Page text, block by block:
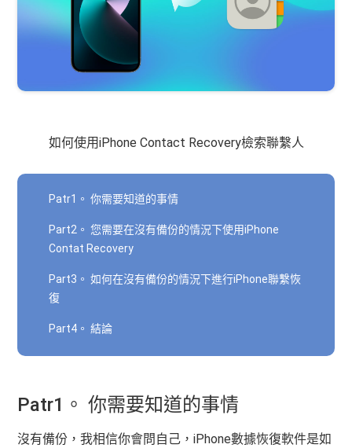
如何使用iPhone Contact Recovery檢索聯繫人
Patr1。 你需要知道的事情
Part2。 您需要在沒有備份的情況下使用iPhone
Contat Recovery
Part3。 如何在沒有備份的情況下進行iPhone聯繫恢
復
Part4。 結論
Patr1。 你需要知道的事情
沒有備份，我相信你會問自己，iPhone數據恢復軟件是如